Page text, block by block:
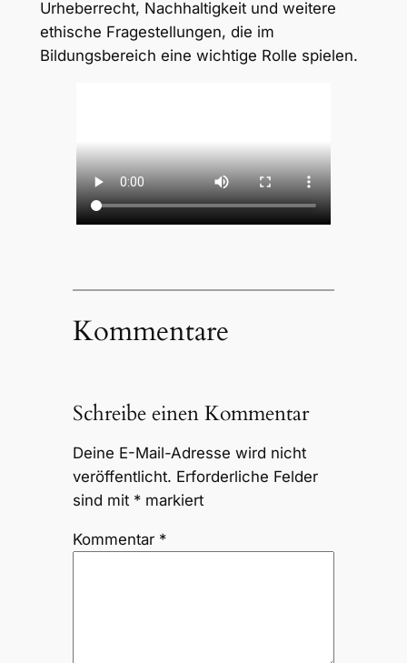
Urheberrecht, Nachhaltigkeit und weitere
ethische Fragestellungen, die im
Bildungsbereich eine wichtige Rolle spielen.
Kommentare
Schreibe einen Kommentar
Deine E-Mail-Adresse wird nicht
veröffentlicht. Erforderliche Felder
sind mit *markiert
Kommentar *